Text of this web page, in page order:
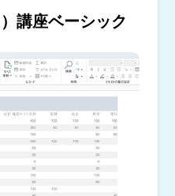
講座ベーシック